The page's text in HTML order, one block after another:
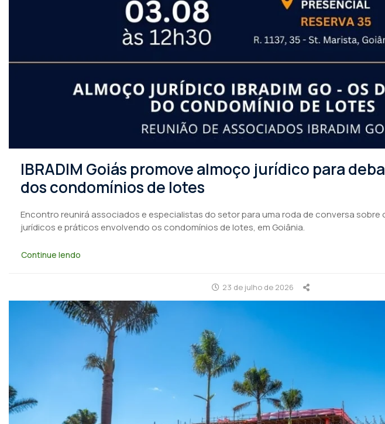
IBRADIM Goiás promove almoço jurídico para
dos condomínios de lotes
Encontro reunirá associados e especialistas do setor para uma roda de conversa sobre
jurídicos e práticos envolvendo os condomínios de lotes, em Goiânia.
Continue lendo
23 de julho de 2026